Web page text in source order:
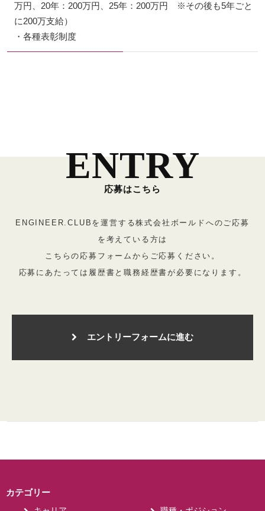
万円、20年：200万円、25年：200万円 ※その後も5年ごと
に200万支給）
・各種表彰制度
ENTRY
ENGINEER.CLUBを運営する株式会社ボールドへのご応募
を考えている方は
こちらの応募フォームからご応募ください。
応募にあたっては履歴書と職務経歴書が必要になります。
エントリーフォームに進む
カテゴリー